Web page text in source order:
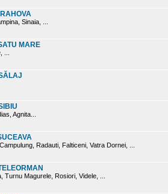
Sinaia, ...
MARE
...
Agnita...
Radauti, Falticeni, Vatra Dornei, ...
Turnu Magurele, Rosiori, Videle, ...